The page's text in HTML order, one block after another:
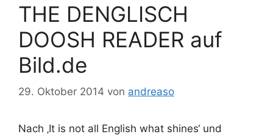
THE DENGLISCH
DOOSH READER auf
Bild.de
29. Oktober 2014 von andreaso
Nach ‚It is not all English what shines‘ und